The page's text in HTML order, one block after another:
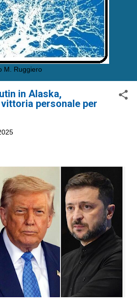
M. Ruggiero
in Alaska,
vittoria personale per